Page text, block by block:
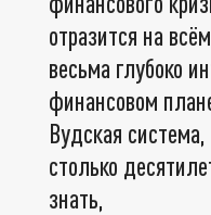
отразится на
весьма глубоко
финансовом
Вудская
столько
знать,